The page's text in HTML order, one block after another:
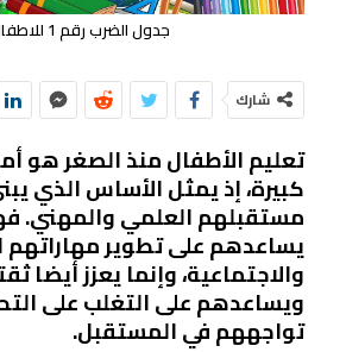
جدول الضرب رقم 1 للاطفال
شارك
تعليم الأطفال منذ الصغر هو
كبيرة، إذ يمثل الأساس الذي
مستقبلهم العلمي والمهني.
يساعدهم على تطوير مهاراتهم
والاجتماعية، وإنما يعزز أيضا
ويساعدهم على التغلب على
تواجههم في المستقبل.